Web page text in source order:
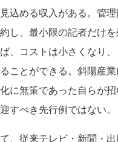
込める収入がある。管理
し、最小限の記者だけ
、コストは小さくなり
ことができる。斜陽産
に無策であった自らが招
すべき先行例ではない。
、従来テレビ・新聞・出